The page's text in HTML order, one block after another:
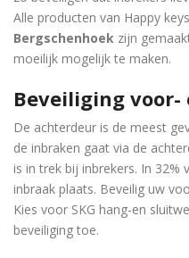
Alle producten van Happy
Bergschenhoek zijn
moeilijk mogelijk te maken.
Beveiliging
De achterdeur is de meest
de inbraken gaat via de
is in trek bij inbrekers. In 32%
inbraak plaats. Beveilig uw
Kies voor SKG hang-en
beveiliging toe.